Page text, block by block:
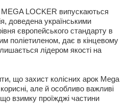
MEGA LOCKER випускаються
доведена українськими
європейського стандарту в
поліетиленом, дає в кінцевому
лідером якості на
що захист колісних арок Mega
але й особливо важливі
взимку проїжджі частини